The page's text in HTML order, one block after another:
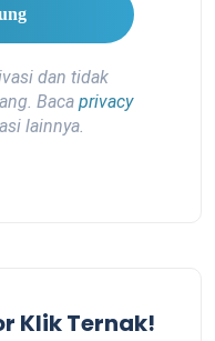
dan tidak
Baca privacy
lainnya.
Klik Ternak!